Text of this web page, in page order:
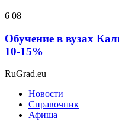
6 08
Обучение в вузах
10-15%
RuGrad.eu
Новости
Справочник
Афиша